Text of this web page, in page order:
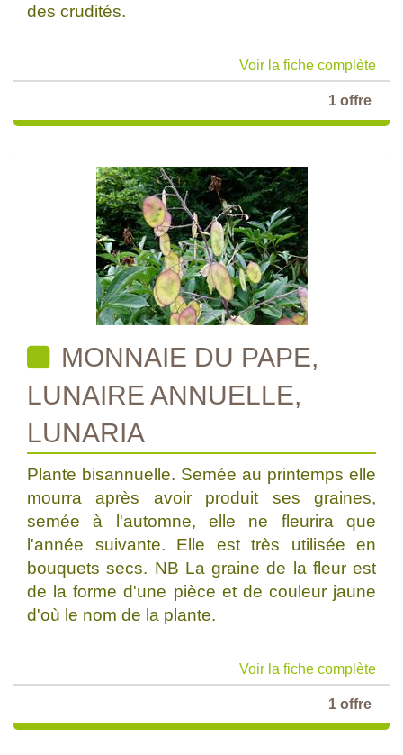
des crudités.
Voir la fiche complète
1 offre
MONNAIE DU PAPE,
LUNAIRE ANNUELLE,
LUNARIA
Plante bisannuelle. Semée au printemps elle
mourra après avoir produit ses graines,
semée à l'automne, elle ne fleurira que
l'année suivante. Elle est très utilisée en
bouquets secs. NB La graine de la fleur est
de la forme d'une pièce et de couleur jaune
d'où le nom de la plante.
Voir la fiche complète
1 offre